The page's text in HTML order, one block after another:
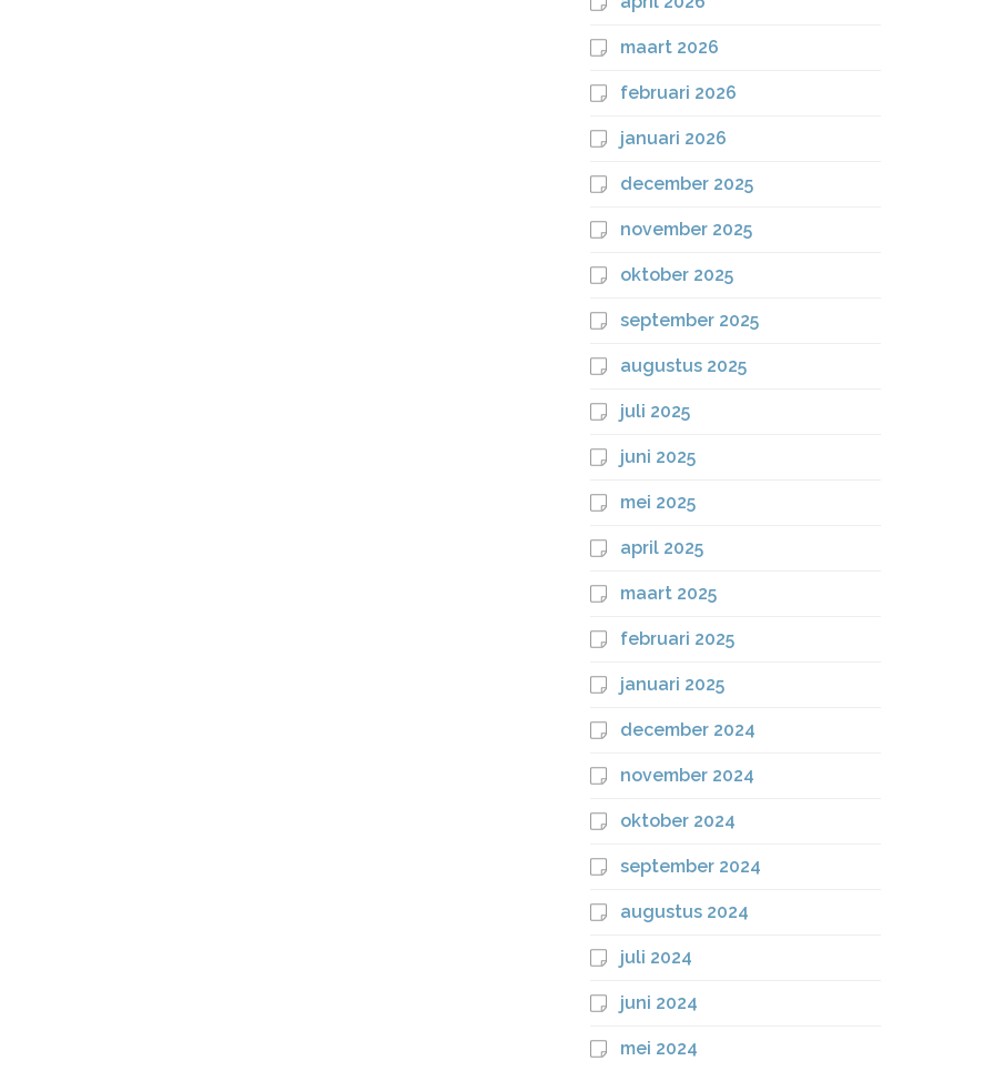
maart 2026
februari 2026
januari 2026
december 2025
november 2025
oktober 2025
september 2025
augustus 2025
juli 2025
juni 2025
mei 2025
april 2025
maart 2025
februari 2025
januari 2025
december 2024
november 2024
oktober 2024
september 2024
augustus 2024
juli 2024
juni 2024
mei 2024